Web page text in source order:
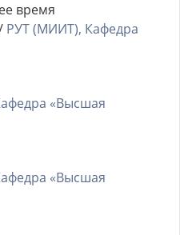
время
РУТ (МИИТ), Кафедра
«Высшая
«Высшая